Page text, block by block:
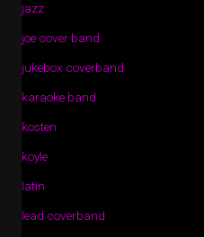
jazz
joe cover band
jukebox coverband
karaoke band
kosten
koyle
latin
lead coverband